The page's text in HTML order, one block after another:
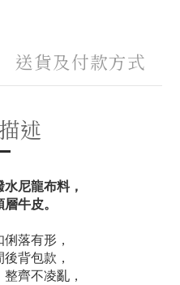
送貨及付款方式
述
尼龍布料，
牛皮。
落有形，
背包款，
齊不凌亂，